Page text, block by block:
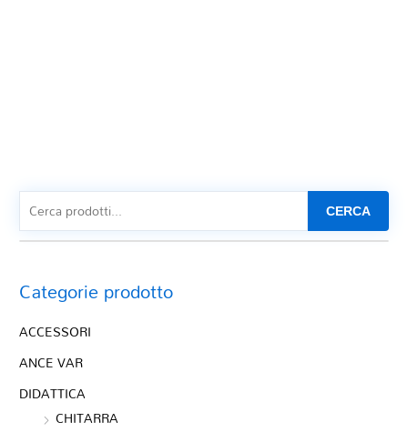
CERCA
Categorie prodotto
ACCESSORI
ANCE VAR
DIDATTICA
CHITARRA